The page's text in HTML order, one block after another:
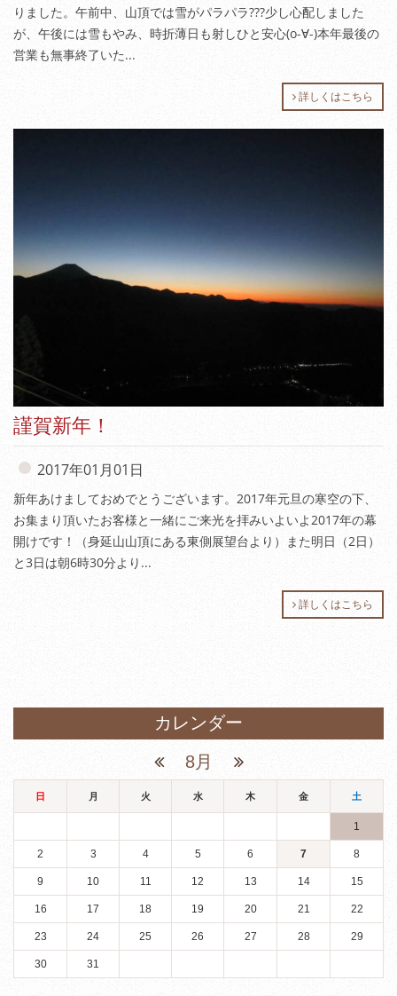
りました。午前中、山頂では雪がパラパラ???少し心配しました
が、午後には雪もやみ、時折薄日も射しひと安心(o-∀-)本年最後の
営業も無事終了いた...
詳しくはこちら
謹賀新年！
2017年01月01日
新年あけましておめでとうございます。2017年元旦の寒空の下、
お集まり頂いたお客様と一緒にご来光を拝みいよいよ2017年の幕
開けです！（身延山山頂にある東側展望台より）また明日（2日）
と3日は朝6時30分より...
詳しくはこちら
カレンダー
8月
日 月 火 水 木 金 土
1
2 3 4 5 6 7 8
9 10 11 12 13 14 15
16 17 18 19 20 21 22
23 24 25 26 27 28 29
30 31